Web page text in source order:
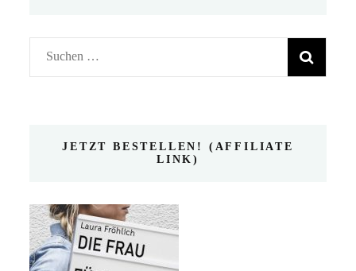
Suchen
nach:
JETZT BESTELLEN! (AFFILIATE
LINK)